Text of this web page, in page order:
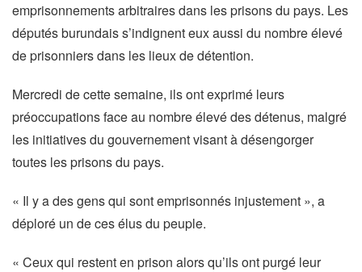
emprisonnements arbitraires dans les prisons du pays. Les
députés burundais s’indignent eux aussi du nombre élevé
de prisonniers dans les lieux de détention.
Mercredi de cette semaine, ils ont exprimé leurs
préoccupations face au nombre élevé des détenus, malgré
les initiatives du gouvernement visant à désengorger
toutes les prisons du pays.
« Il y a des gens qui sont emprisonnés injustement », a
déploré un de ces élus du peuple.
« Ceux qui restent en prison alors qu’ils ont purgé leur